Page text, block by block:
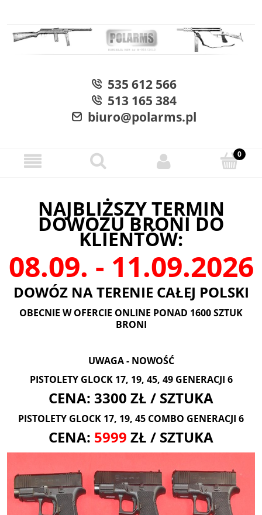
535 612 566
513 165 384
biuro@polarms.pl
NAJBLIŻSZY TERMIN
DOWOZU BRONI DO
KLIENTÓW:
08.09. - 11.09.2026
DOWÓZ NA TERENIE CAŁEJ POLSKI
OBECNIE W OFERCIE ONLINE PONAD 1600 SZTUK
BRONI
UWAGA - NOWOŚĆ
PISTOLETY GLOCK 17, 19, 45, 49 GENERACJI 6
CENA: 3300 ZŁ / SZTUKA
PISTOLETY GLOCK 17, 19, 45 COMBO GENERACJI 6
CENA: 5999 ZŁ / SZTUKA